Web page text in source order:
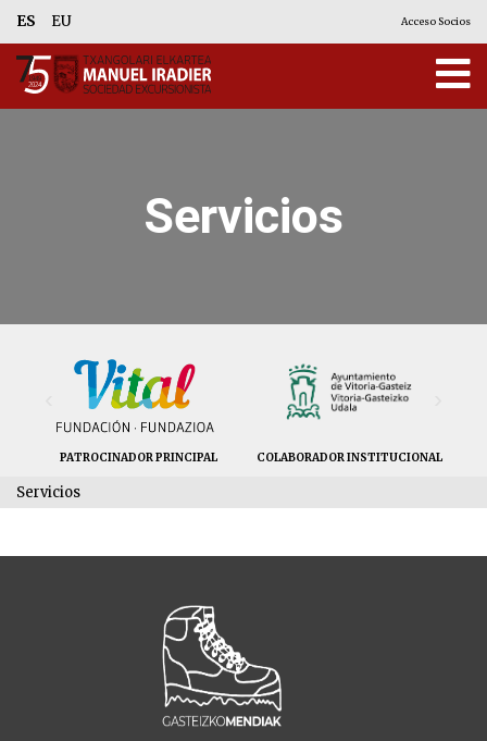
ES EU Acceso Socios
Servicios
PATROCINADOR PRINCIPAL COLABORADOR INSTITUCIONAL
Servicios